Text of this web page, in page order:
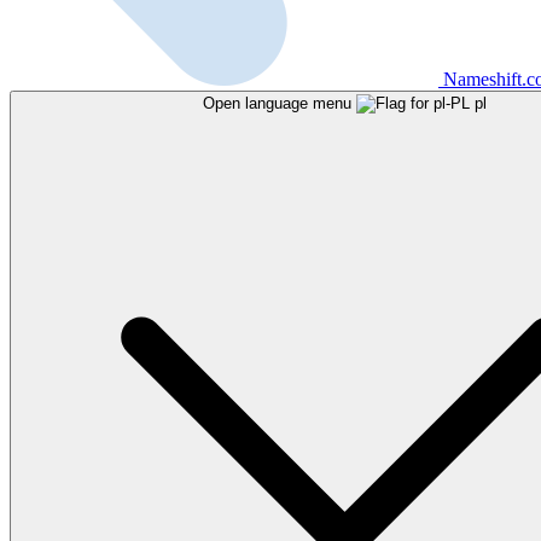
Open language menu pl